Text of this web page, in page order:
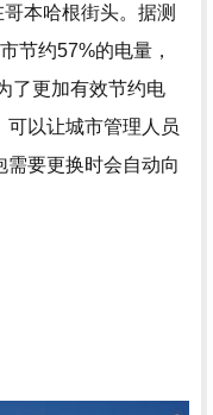
本哈根街头。据测
节约57%的电量，
了更加有效节约电
可以让城市管理人员
要更换时会自动向